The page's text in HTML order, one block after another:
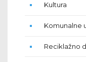
Kultura
Komunalne
Reciklažno